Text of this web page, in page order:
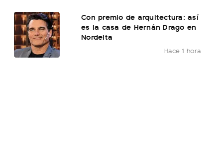
Con premio de arquitectura: así
es la casa de Hernán Drago en
Nordelta
Hace 1 hora